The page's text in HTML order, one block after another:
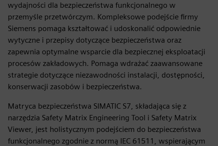
wydajności dla bezpieczeństwa funkcjonalnego w
przemyśle przetwórczym. Kompleksowe podejście firmy
Siemens pomaga kształtować i udoskonalić odpowiednie
wytyczne i przepisy dotyczące bezpieczeństwa oraz
zapewnia optymalne wsparcie dla bezpiecznej eksploatacji
procesów zakładowych. Pomaga wdrażać zaawansowane
strategie dotyczące niezawodności instalacji, dostępności,
konserwacji zasobów i bezpieczeństwa.
Matryca bezpieczeństwa SIMATIC S7, składająca się z
narzędzia Safety Matrix Engineering Tool i Safety Matrix
Viewer, jest holistycznym podejściem do bezpieczeństwa
funkcjonalnego zgodnie z normą IEC 61511, wspierającym